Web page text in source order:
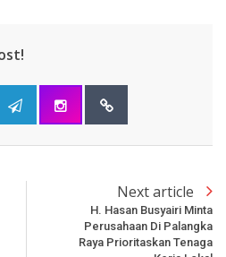
Next article
H. Hasan Busyairi Minta
Perusahaan Di Palangka
Raya Prioritaskan Tenaga